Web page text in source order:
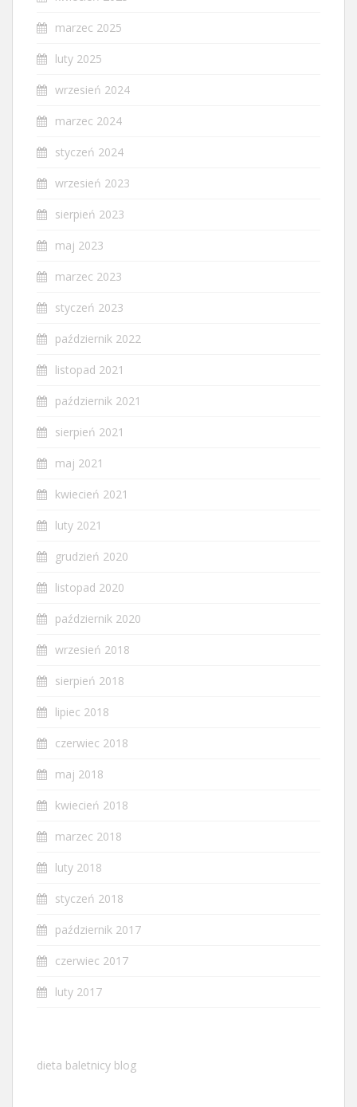
marzec 2025
luty 2025
wrzesień 2024
marzec 2024
styczeń 2024
wrzesień 2023
sierpień 2023
maj 2023
marzec 2023
styczeń 2023
październik 2022
listopad 2021
październik 2021
sierpień 2021
maj 2021
kwiecień 2021
luty 2021
grudzień 2020
listopad 2020
październik 2020
wrzesień 2018
sierpień 2018
lipiec 2018
czerwiec 2018
maj 2018
kwiecień 2018
marzec 2018
luty 2018
styczeń 2018
październik 2017
czerwiec 2017
luty 2017
dieta baletnicy blog